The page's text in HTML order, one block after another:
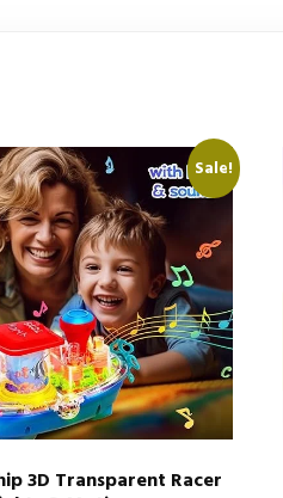
Sale!
3D Transparent Racer